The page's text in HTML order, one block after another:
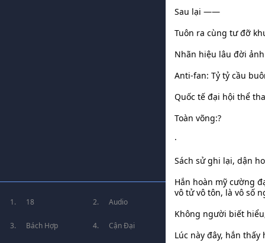
18 Audio
Bách Hợp Cận Đại
Sau lại ——
Tuôn ra cùng tư đỡ
Nhãn hiệu lâu đời
Anti-fan: Tỷ tỷ cầu
Quốc tế đại hội thể
Toàn võng:?
·
Sách sử ghi lại, dận
Hắn hoàn mỹ cường
vô tử vô tôn, là vô số
Không người biết
Lúc này đây, hắn